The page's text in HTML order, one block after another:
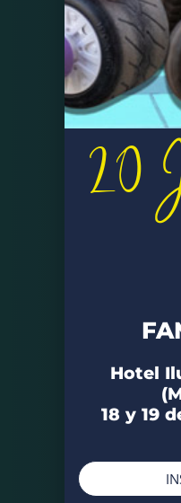
20
Hotel
18 y 19